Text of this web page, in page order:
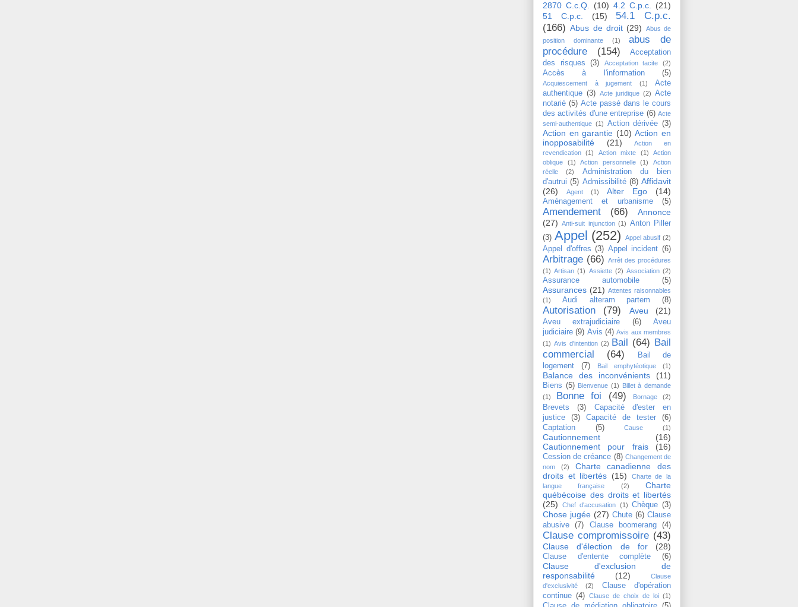
2870 C.c.Q. (10) 4.2 C.p.c. (21)
51 C.p.c.
(15)
54.1 C.p.c.
(166) Abus de droit (29)
Abus de
position dominante
(1)
abus de
procédure
(154)
Acceptation
des risques
(3) Acceptation tacite (2)
Accès à l'information (5)
Acquiescement à jugement (1)
Acte
authentique (3) Acte juridique (2) Acte
notarié (5) Acte passé dans le cours
des activités d'une entreprise (6) Acte
semi-authentique (1) Action dérivée (3)
Action en garantie (10) Action en
inopposabilité
(21)
Action en
revendication
(1) Action mixte (1)
Action
oblique
(1) Action personnelle (1)
Action
réelle
(2)
Administration du bien
d'autrui (5) Admissibilité (8) Affidavit
(26)
Agent (1) Alter Ego (14)
Aménagement et urbanisme (5)
Amendement (66)
Annonce
(27)
Anti-suit injunction (1) Anton Piller
(3) Appel (252) Appel abusif (2)
Appel d'offres (3) Appel incident (6)
Arbitrage (66) Arrêt des procédures
(1) Artisan (1) Assiette (2) Association (2)
Assurance automobile (5)
Assurances (21) Attentes raisonnables
(1)
Audi alteram partem (8)
Autorisation (79) Aveu (21)
Aveu extrajudiciaire (6)
Aveu
judiciaire (9) Avis (4) Avis aux membres
(1) Avis d'intention (2) Bail (64) Bail
commercial
(64)
Bail de
logement
(7) Bail emphytéotique (1)
Balance des inconvénients (11)
Biens (5) Bienvenue (1)
Billet à demande
(1)
Bonne foi (49) Bornage (2)
Brevets (3)
Capacité d'ester en
justice
(3) Capacité de tester
(6)
Captation
(5) Cause (1)
Cautionnement
(16)
Cautionnement pour frais
(16)
Cession de créance (8) Changement de
nom
(2)
Charte canadienne des
droits et libertés (15)
Charte de la
langue française
(2)
Charte
québécoise des droits et libertés
(25)
Chef d'accusation (1) Chèque (3)
Chose jugée (27) Chute (6) Clause
abusive
(7) Clause boomerang (4)
Clause compromissoire (43)
Clause d'élection de for (28)
Clause d'entente complète (6)
Clause d'exclusion de
responsabilité
(12)
Clause
d'exclusivité
(2)
Clause d'opération
continue (4) Clause de choix de loi (1)